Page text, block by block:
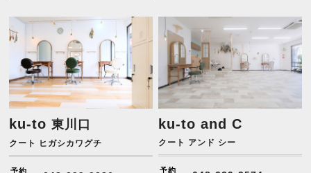
ku-to東川口
クート ヒガシカワグチ
予約
ku-to and C
クート アンド シー
予約